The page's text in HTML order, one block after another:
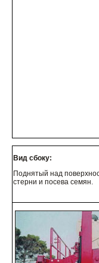
Вид сбоку:
Поднятый над
стерни и посева семян.